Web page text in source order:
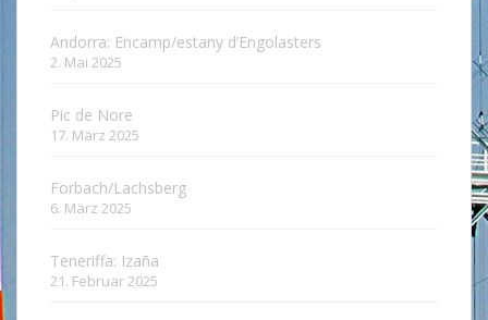
Andorra: Encamp/estany d’Engolasters
2. Mai 2025
Pic de Nore
17. März 2025
Forbach/Lachsberg
6. März 2025
Teneriffa: Izaña
21. Februar 2025